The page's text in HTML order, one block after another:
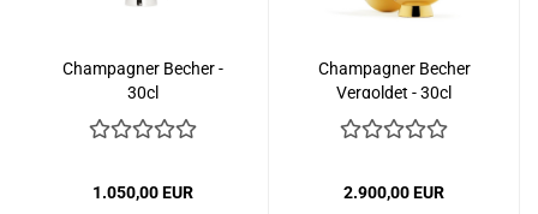
Champagner Becher -
30cl
1.050,00 EUR
Champagner Becher
Vergoldet - 30cl
2.900,00 EUR